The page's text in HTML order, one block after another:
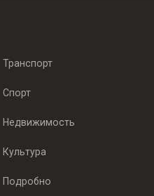
Транспорт
Спорт
Недвижимость
Культура
Подробно